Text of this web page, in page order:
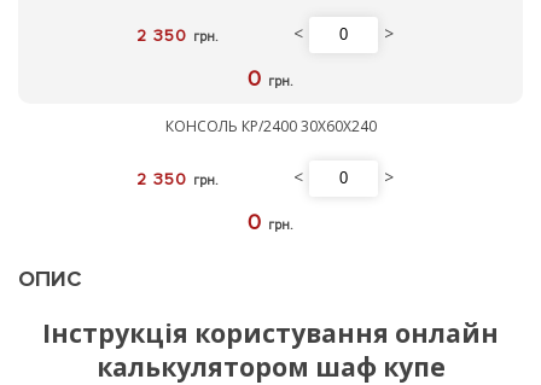
2 350 грн. < >
0 грн.
КОНСОЛЬ КР/2400 30Х60Х240
2 350 грн. < >
0 грн.
ОПИС
Інструкція користування онлайн
калькулятором шаф купе